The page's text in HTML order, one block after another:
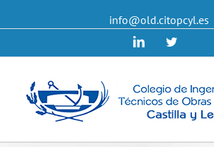
info@old.citopcyl.es
LinkedinTwitter